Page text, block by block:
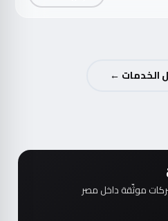
الخدمات ←
موثّقة داخل مصر